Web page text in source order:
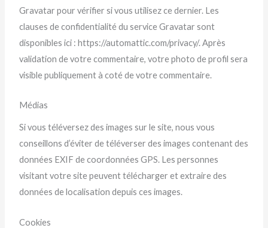
Gravatar pour vérifier si vous utilisez ce dernier. Les
clauses de confidentialité du service Gravatar sont
disponibles ici : https://automattic.com/privacy/. Après
validation de votre commentaire, votre photo de profil sera
visible publiquement à coté de votre commentaire.
Médias
Si vous téléversez des images sur le site, nous vous
conseillons d’éviter de téléverser des images contenant des
données EXIF de coordonnées GPS. Les personnes
visitant votre site peuvent télécharger et extraire des
données de localisation depuis ces images.
Cookies